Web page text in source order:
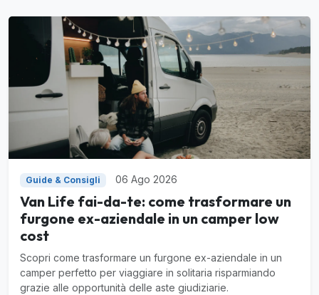
Guide & Consigli 06 Ago 2026
Van Life fai-da-te: come trasformare un
furgone ex-aziendale in un camper low
cost
Scopri come trasformare un furgone ex-aziendale in un
camper perfetto per viaggiare in solitaria risparmiando
grazie alle opportunità delle aste giudiziarie.